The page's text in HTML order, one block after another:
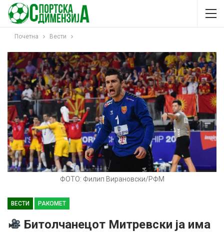
Почетна Вести
ФОТО: Филип Вирановски/РФМ
ВЕСТИ РАКОМЕТ
Битолчанецот Митревски ја има